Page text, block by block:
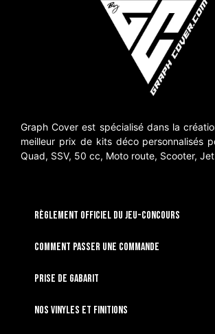
Graph Cover est spécialisé dans la
meilleur prix de kits déco personnalisés
Quad, SSV, 50 cc, Moto route, Scooter,
RÈGLEMENT OFFICIEL DU JEU-CONCOURS
Comment passer une commande
Prise de gabarit
Nos vinyles et finitions